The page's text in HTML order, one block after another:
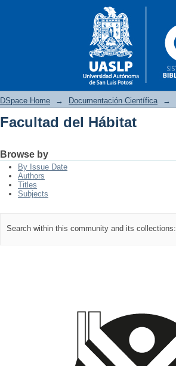
DSpace Home → Documentación Científica →
Facultad del Hábitat
Browse by
By Issue Date
Authors
Titles
Subjects
Search within this community and its collections: